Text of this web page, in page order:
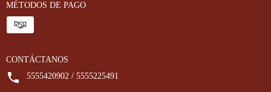
MÉTODOS DE PAGO
CONTÁCTANOS
5555420902 / 5555225491